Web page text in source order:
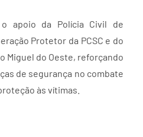
apoio da Polícia Civil de
Protetor da PCSC e do
Miguel do Oeste, reforçando
de segurança no combate
às vítimas.